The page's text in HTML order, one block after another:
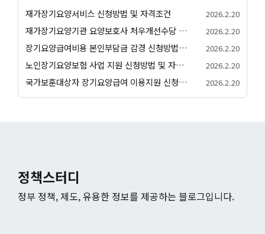
재가장기요양서비스 신청방법 및 자격조건 2026.2.20
재가장기요양기관 요양보호사 처우개선수당 지급 신청방법 및 자격조건 2026.2.20
장기요양급여비용 본인부담금 감경 신청방법 및 자격조건 2026.2.20
노인장기요양보험 사업 지원 신청방법 및 자격조건 2026.2.20
국가보훈대상자 장기요양급여 이용지원 신청방법 및 자격조건 2026.2.20
정책스터디
정부 정책, 제도, 유용한 정보를 제공하는 블로그입니다.